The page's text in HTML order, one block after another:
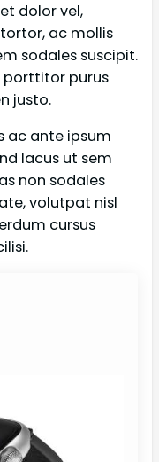
dolor vel,
ac mollis
sodales suscipit.
porttitor purus
justo.
ac ante ipsum
lacus ut sem
non sodales
volutpat nisl
cursus